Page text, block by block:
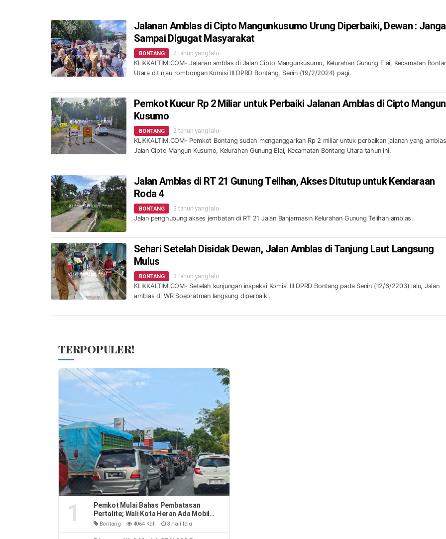
Jalanan Amblas di Cipto Mangunkusumo Urung Diperbaiki, Dewan :
Sampai Digugat Masyarakat
BONTANG 2 tahun yang lalu
KLIKKALTIM.COM- Jalanan amblas di Jalan Cipto Mangunkusumo, Kelurahan Gunung Elai, Kecamatan
Utara ditinjau rombongan Komisi III DPRD Bontang, Senin (19/2/2024) pagi.
Pemkot Kucur Rp 2 Miliar untuk Perbaiki Jalanan Amblas di Cipto Mangun
Kusumo
BONTANG 2 tahun yang lalu
KLIKKALTIM.COM- Pemkot Bontang sudah menganggarkan Rp 2 miliar untuk perbaikan jalanan yang
Jalan Cipto Mangun Kusumo, Kelurahan Gunung Elai, Kecamatan Bontang Utara tahun ini.
Jalan Amblas di RT 21 Gunung Telihan, Akses Ditutup untuk Kendaraan
Roda 4
BONTANG 3 tahun yang lalu
Jalan penghubung akses jembatan di RT 21 Jalan Banjarmasin Kelurahan Gunung Telihan amblas.
Sehari Setelah Disidak Dewan, Jalan Amblas di Tanjung Laut Langsung
Mulus
BONTANG 3 tahun yang lalu
KLIKKALTIM.COM- Setelah kunjungan inspeksi Komisi III DPRD Bontang pada Senin (12/6/2203) lalu, Jalan
amblas di WR Soepratman langsung diperbaiki.
TERPOPULER!
1
Pemkot Mulai Bahas Pembatasan
Pertalite; Wali Kota Heran Ada Mobil
Habiskan 40 Liter Sehari
Bontang 4064 Kali 3 hari lalu